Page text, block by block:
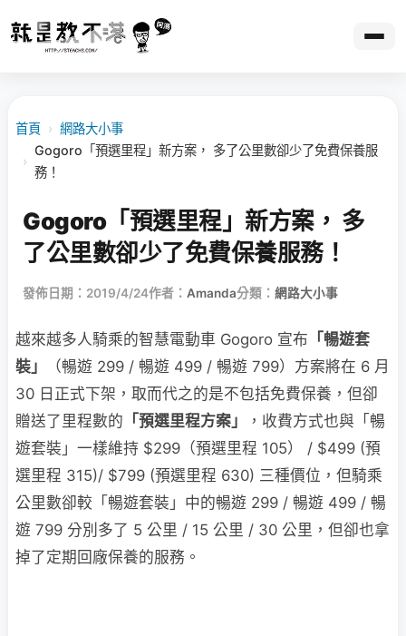
首頁 › 網路大小事
›
Gogoro「預選里程」新方案， 多了公里數卻少了免費保養服
務！
Gogoro「預選里程」新方案， 多
了公里數卻少了免費保養服務！
發佈日期：2019/4/24作者： Amanda分類： 網路大小事
越來越多人騎乘的智慧電動車 Gogoro 宣布 「暢遊套
裝」
（暢遊 299 / 暢遊 499 / 暢遊 799）方案將在 6 月
30 日正式下架，取而代之的是不包括免費保養，但卻
贈送了里程數的 「預選里程方案」
，收費方式也與「暢
遊套裝」一樣維持 $299（預選里程 105） / $499 (預
選里程 315)/ $799 (預選里程 630) 三種價位，但騎乘
公里數卻較「暢遊套裝」中的暢遊 299 / 暢遊 499 / 暢
遊 799 分別多了 5 公里 / 15 公里 / 30 公里，但卻也拿
掉了定期回廠保養的服務。